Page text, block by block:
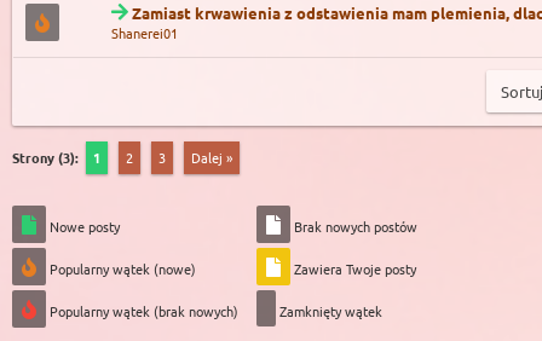
Zamiast krwawienia z odstawienia mam plemienia,
Shanerei01
Strony (3): 1 2 3 Dalej »
Nowe posty
Popularny wątek (nowe)
Popularny wątek (brak nowych)
Brak nowych postów
Zawiera Twoje posty
Zamknięty wątek